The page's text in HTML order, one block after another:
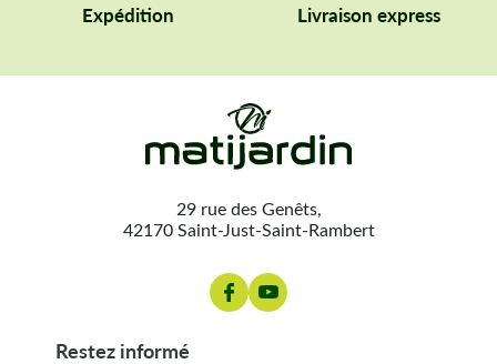
Expédition Livraison express
29 rue des Genêts,
42170 Saint-Just-Saint-Rambert
restez informé